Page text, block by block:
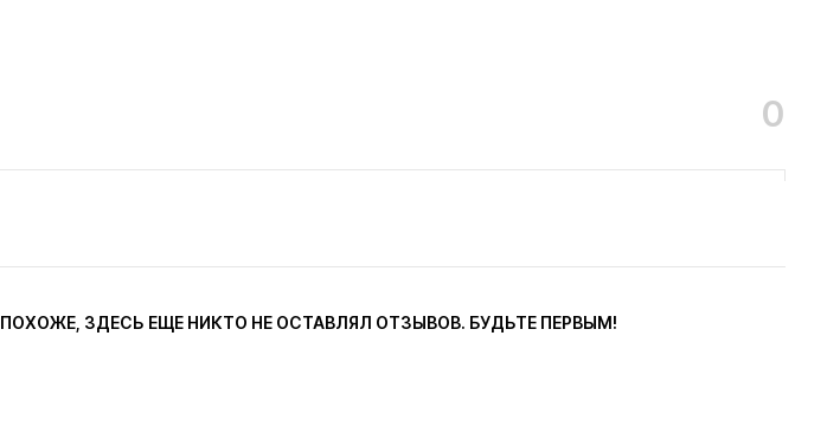
0
ПОХОЖЕ, ЗДЕСЬ ЕЩЕ НИКТО НЕ ОСТАВЛЯЛ ОТЗЫВОВ. БУДЬТЕ ПЕРВЫМ!